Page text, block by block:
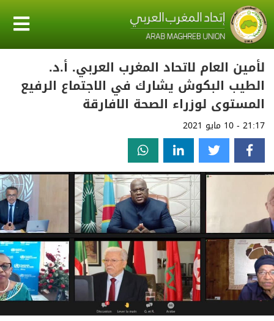
لأمين العام لاتحاد المغرب العربي. أ.د.
الطيب البكوش يشارك في الاجتماع الرفيع
المستوى لوزراء الصحة الافارقة
21:17 - 10 مايو 2021